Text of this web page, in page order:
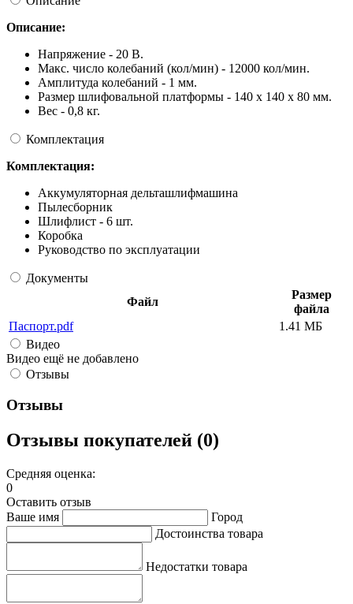
Описание:
Напряжение - 20 В.
Макс. число колебаний (кол/мин) - 12000 кол/мин.
Амплитуда колебаний - 1 мм.
Размер шлифовальной платформы - 140 х 140 х 80 мм.
Вес - 0,8 кг.
Комплектация
Комплектация:
Аккумуляторная дельташлифмашина
Пылесборник
Шлифлист - 6 шт.
Коробка
Руководство по эксплуатации
Документы
Файл
Размер
файла
Паспорт.pdf
1.41 МБ
Видео
Видео ещё не добавлено
Отзывы
Отзывы
Отзывы покупателей (0)
Средняя оценка:
0
Оставить отзыв
Ваше имя
Город
Достоинства товара
Недостатки товара